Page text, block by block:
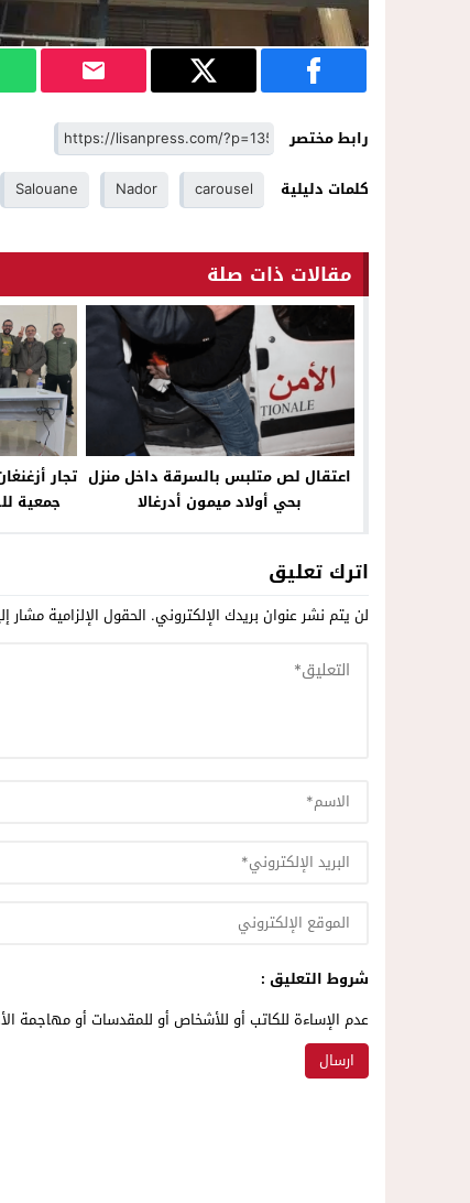
رابط مختصر
كلمات دليلية
carousel
Nador
Salouane
مقالات ذات صلة
اعتقال لص متلبس بالسرقة داخل منزل
بحي أولاد ميمون أدرغالا
تجار
جمعية
اترك تعليق
لن يتم نشر عنوان بريدك الإلكتروني. الحقول الإلزامية مشار
شروط التعليق :
عدم الإساءة للكاتب أو للأشخاص أو للمقدسات أو مهاجمة